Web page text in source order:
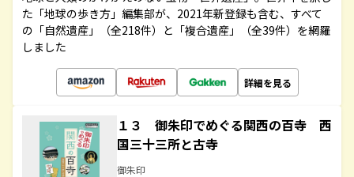
た「地球の歩き方」編集部が、2021年新登録も含む、すべて
の「自然遺産」（全218件）と「複合遺産」（全39件）を網羅
しました
詳細を見る
１３ 御朱印でめぐる関西の百寺 西
国三十三所と古寺
御朱印